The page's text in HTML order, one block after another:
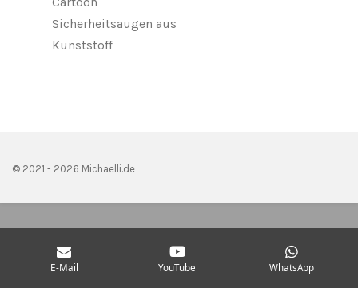
Sicherheitsaugen aus
Kunststoff
© 2021 - 2026 Michaelli.de
E-Mail YouTube WhatsApp